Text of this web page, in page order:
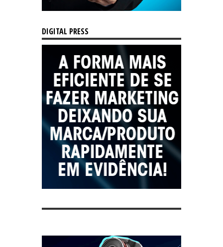
DIGITAL PRESS